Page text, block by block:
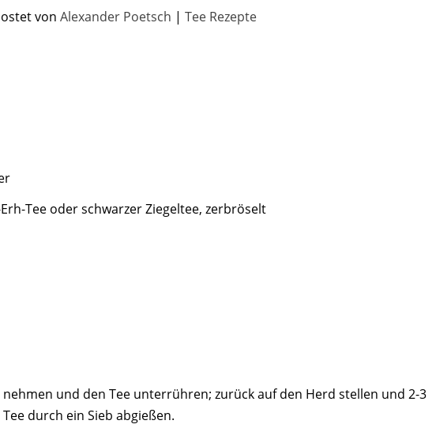
vonAlexander Poetsch |Tee Rezepte
Tee oder schwarzer Ziegeltee, zerbröselt
und den Tee unterrühren; zurück auf den Herd stellen und 2-3
durch ein Sieb abgießen.